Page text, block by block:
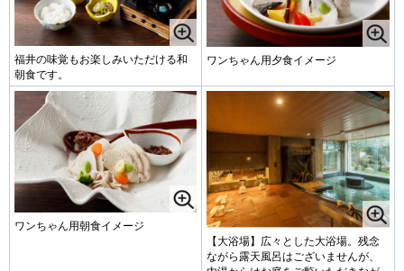
福井の味覚もお楽しみいただける和
朝食です。
ワンちゃん用夕食イメージ
ワンちゃん用朝食イメージ
【大浴場】広々とした大浴場。残念
ながら露天風呂はございませんが、